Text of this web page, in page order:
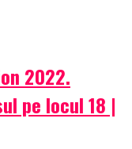
2022.
pe locul 18 |